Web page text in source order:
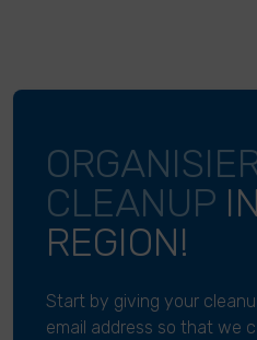
CLEANUP
REGION!
Start by giving your
email address so that we